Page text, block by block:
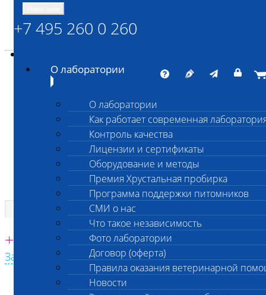
ШАНС БИО
Независимая ветеринарная лаборатория
Единая круглосуточная справочная
+7 495 260 0 260
Заказать звонок с сайта
+7 495 260 0 260
О лаборатории
О лаборатории
Как работает современная
Контроль качества
Лицензии и сертификаты
Оборудование и методы
Премия Хрустальная пробирка
Программа поддержки питомников
СМИ о нас
Что такое независимость
Фото лаборатории
Договор (оферта)
Правила оказания ветеринарной
Новости
Главная страница
Анализы и цены